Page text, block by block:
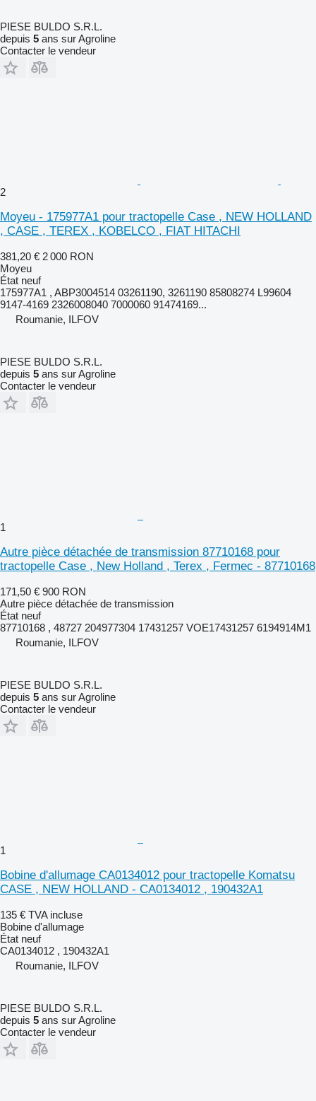
PIESE BULDO S.R.L.
depuis 5 ans sur Agroline
Contacter le vendeur
2
Moyeu - 175977A1 pour tractopelle Case , NEW HOLLAND
, CASE , TEREX , KOBELCO , FIAT HITACHI
381,20 € 2 000 RON
Moyeu
État neuf
175977A1 , ABP3004514 03261190, 3261190 85808274 L99604
9147-4169 2326008040 7000060 91474169...
Roumanie, ILFOV
PIESE BULDO S.R.L.
depuis 5 ans sur Agroline
Contacter le vendeur
1
Autre pièce détachée de transmission 87710168 pour
tractopelle Case , New Holland , Terex , Fermec - 87710168
171,50 € 900 RON
Autre pièce détachée de transmission
État neuf
87710168 , 48727 204977304 17431257 VOE17431257 6194914M1
Roumanie, ILFOV
PIESE BULDO S.R.L.
depuis 5 ans sur Agroline
Contacter le vendeur
1
Bobine d'allumage CA0134012 pour tractopelle Komatsu
CASE , NEW HOLLAND - CA0134012 , 190432A1
135 € TVA incluse
Bobine d'allumage
État neuf
CA0134012 , 190432A1
Roumanie, ILFOV
PIESE BULDO S.R.L.
depuis 5 ans sur Agroline
Contacter le vendeur